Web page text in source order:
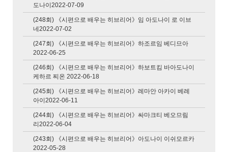
도나이2022-07-09
(248회) 《시편으로 배우는 히브리어》임 아도나이 로 이브
네2022-07-02
(247회) 《시편으로 배우는 히브리어》하조르임 베디므아
2022-06-25
(246회) 《시편으로 배우는 히브리어》하보트킴 바아도나이
케하르 찌온 2022-06-18
(245회) 《시편으로 배우는 히브리어》레마안 아카이 베레
아이2022-06-11
(244회) 《시편으로 배우는 히브리어》싸마크티 베오므림
리2022-06-04
(243회) 《시편으로 배우는 히브리어》아도나이 이쉬모르카
2022-05-28
2026-07-22 (Wed)
2026-07-21 (Tue)
2026-07-20 (Mon)